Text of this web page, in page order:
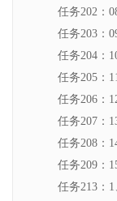
任务202：
任务203：
任务204：
任务205：
任务206：
任务207：
任务208：
任务209：
任务213：